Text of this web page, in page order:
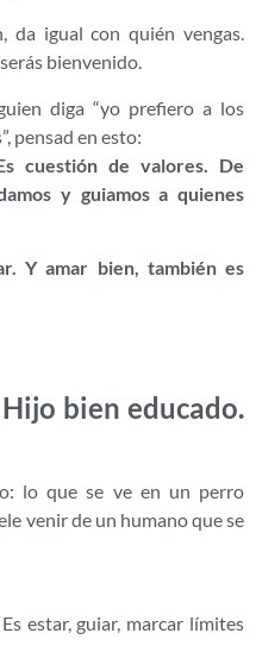
da igual con quién vengas.
bienvenido.
diga “yo prefiero a los
pensad en esto:
cuestión de valores. De
y guiamos a quienes
Y amar bien, también es
bien educado.
lo que se ve en un perro
venir de un humano que se
estar, guiar, marcar límites